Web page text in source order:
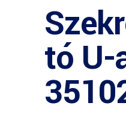
tó U-